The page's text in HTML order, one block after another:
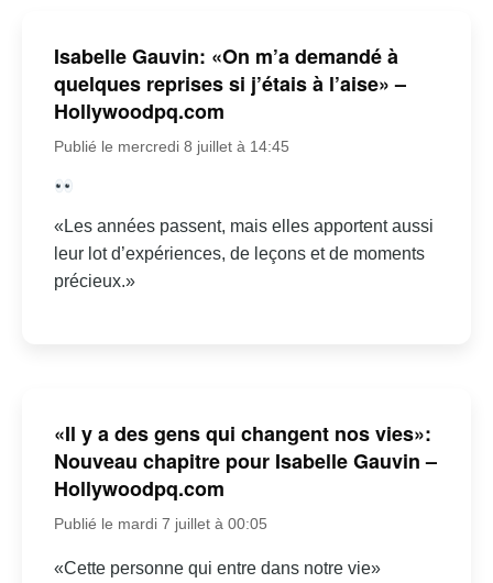
Isabelle Gauvin: «On m’a demandé à
quelques reprises si j’étais à l’aise» –
Hollywoodpq.com
Publié le mercredi 8 juillet à 14:45
«Les années passent, mais elles apportent aussi
leur lot d’expériences, de leçons et de moments
précieux.»
«Il y a des gens qui changent nos vies»:
Nouveau chapitre pour Isabelle Gauvin –
Hollywoodpq.com
Publié le mardi 7 juillet à 00:05
«Cette personne qui entre dans notre vie»